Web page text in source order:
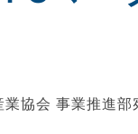
協会 事業推進部